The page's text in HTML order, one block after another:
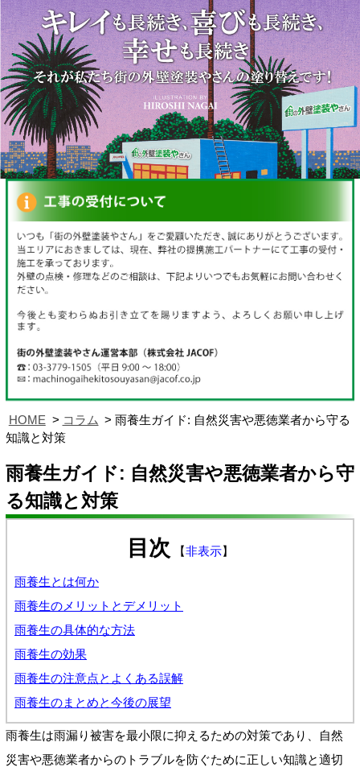
HOME コラム
雨養生ガイド: 自然災害や悪徳業者から守る
知識と対策
雨養生ガイド: 自然災害や悪徳業者から守
る知識と対策
目次 【非表示】
雨養生とは何か
雨養生のメリットとデメリット
雨養生の具体的な方法
雨養生の効果
雨養生の注意点とよくある誤解
雨養生のまとめと今後の展望
雨養生は雨漏り被害を最小限に抑えるための対策であり、自然
災害や悪徳業者からのトラブルを防ぐために正しい知識と適切